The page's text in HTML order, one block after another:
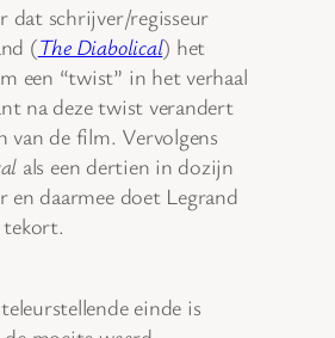
dat schrijver/regisseur
(The Diabolical) het
een “twist” in het verhaal
na deze twist verandert
van de film. Vervolgens
als een dertien in dozijn
daarmee doet Legrand
einde is